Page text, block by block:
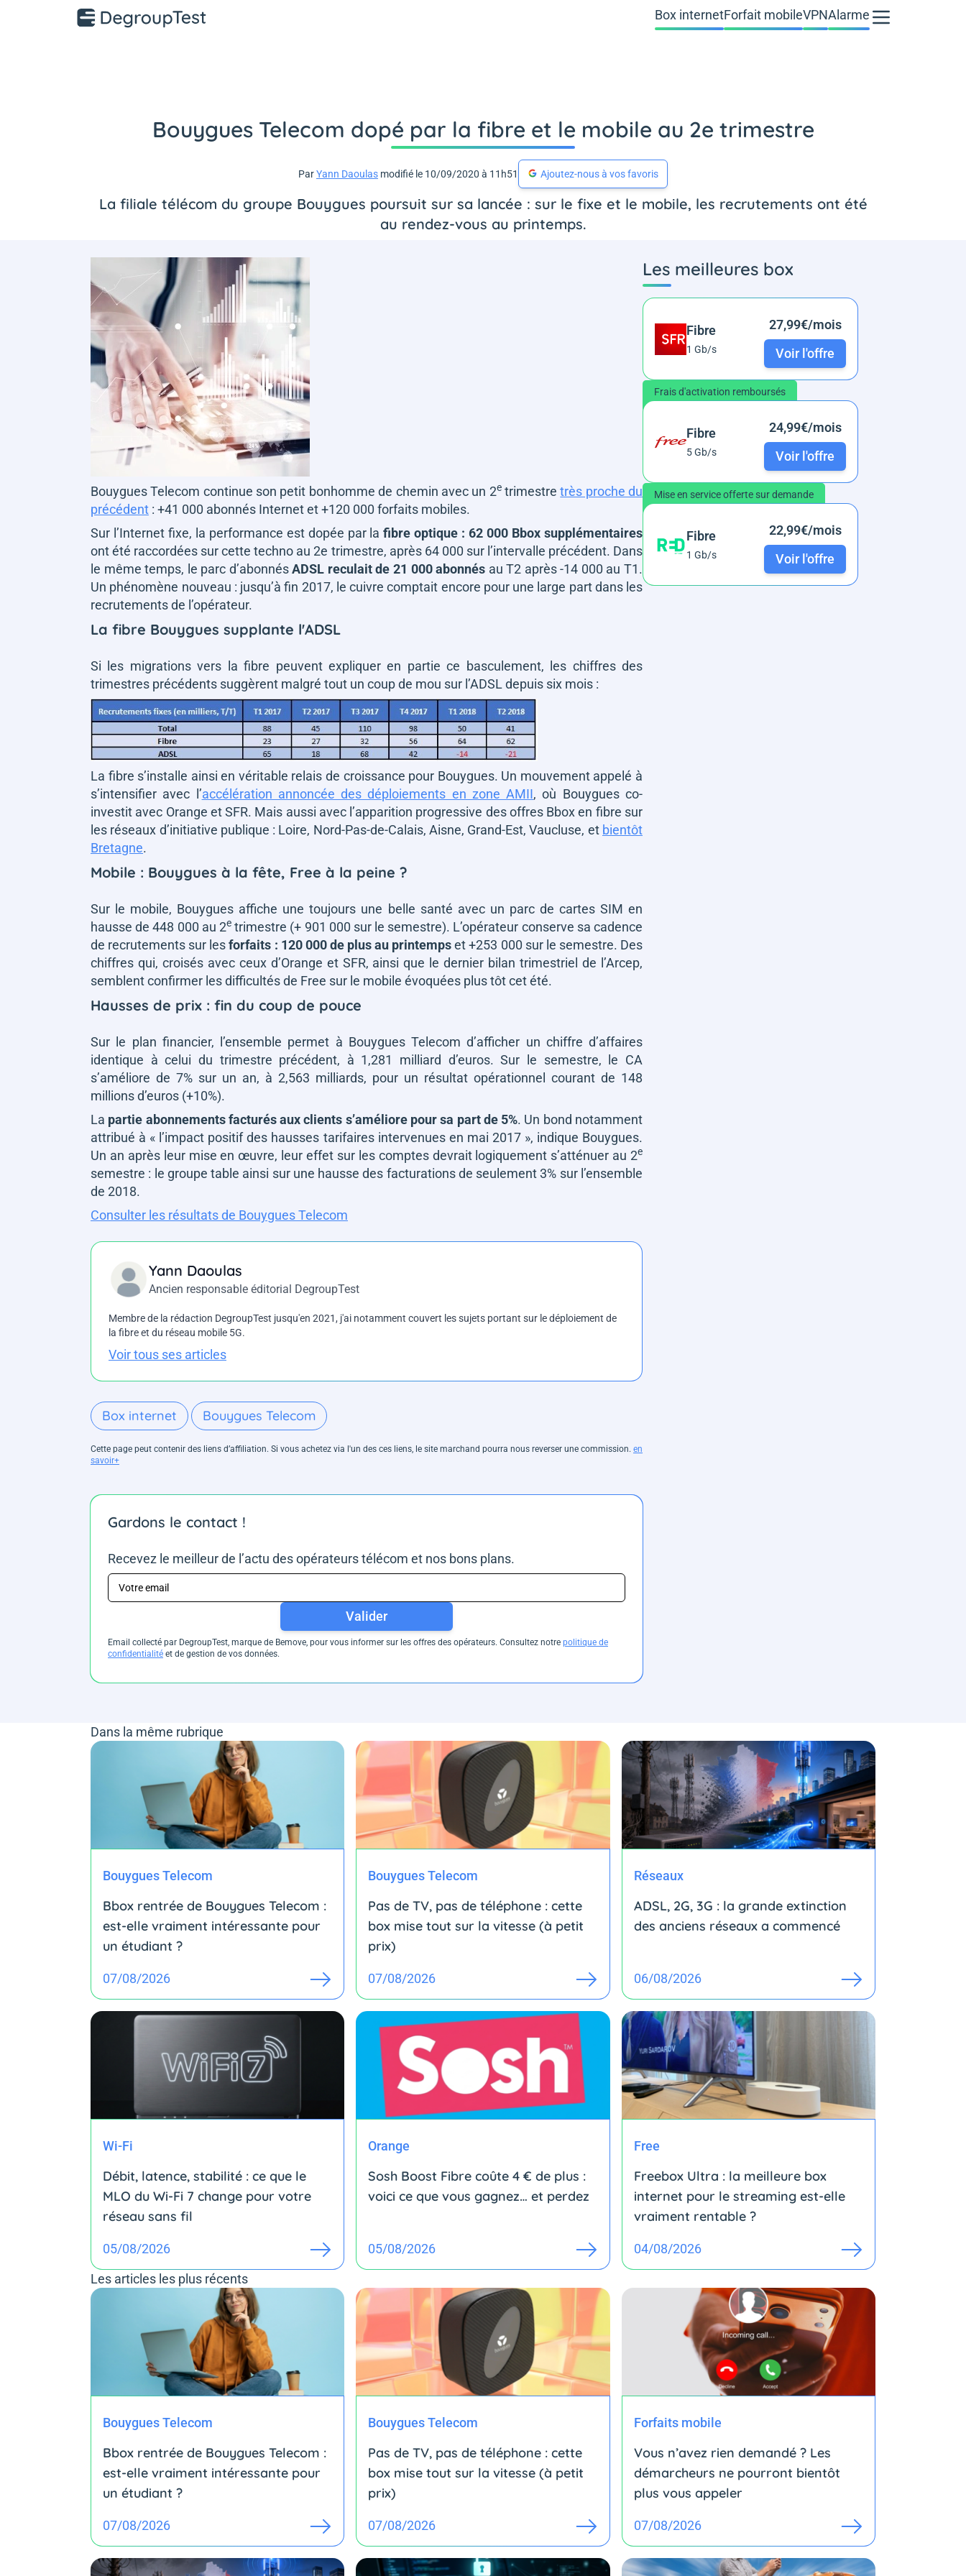
Box internetForfait mobileVPNAlarme
Bouygues Telecom dopé par la fibre et le mobile au 2e trimestre
ParYann Daoulas modifié le 10/09/2020 à 11h51 Ajoutez-nous à vos favoris
La filiale télécom du groupe Bouygues poursuit sur sa lancée : sur le fixe et le mobile, les recrutements ont été
au rendez-vous au printemps.
Bouygues Telecom continue son petit bonhomme de chemin avec un 2etrimestretrès proche du
précédent : +41 000 abonnés Internet et +120 000 forfaits mobiles.
Sur l’Internet fixe, la performance est dopée par lafibre optique : 62 000 Bbox supplémentaires
ont été raccordées sur cette techno au 2e trimestre, après 64 000 sur l’intervalle précédent. Dans
le même temps, le parc d’abonnésADSL reculait de 21 000 abonnés au T2 après -14 000 au T1.
Un phénomène nouveau : jusqu’à fin 2017, le cuivre comptait encore pour une large part dans les
recrutements de l’opérateur.
La fibre Bouygues supplante l'ADSL
Si les migrations vers la fibre peuvent expliquer en partie ce basculement, les chiffres des
trimestres précédents suggèrent malgré tout un coup de mou sur l’ADSL depuis six mois :
La fibre s’installe ainsi en véritable relais de croissance pour Bouygues. Un mouvement appelé à
s’intensifier avec l’accélération annoncée des déploiements en zone AMII, où Bouygues co-
investit avec Orange et SFR. Mais aussi avec l’apparition progressive des offres Bbox en fibre sur
les réseaux d’initiative publique : Loire, Nord-Pas-de-Calais, Aisne, Grand-Est, Vaucluse, et bientôt
Bretagne.
Mobile : Bouygues à la fête, Free à la peine ?
Sur le mobile, Bouygues affiche une toujours une belle santé avec un parc de cartes SIM en
hausse de 448 000 au 2etrimestre (+ 901 000 sur le semestre). L’opérateur conserve sa cadence
de recrutements sur lesforfaits : 120 000 de plus au printempset +253 000 sur le semestre. Des
chiffres qui, croisés avec ceux d’Orange et SFR, ainsi que le dernier bilan trimestriel de l’Arcep,
semblent confirmer les difficultés de Free sur le mobile évoquées plus tôt cet été.
Hausses de prix : fin du coup de pouce
Sur le plan financier, l’ensemble permet à Bouygues Telecom d’afficher un chiffre d’affaires
identique à celui du trimestre précédent, à 1,281 milliard d’euros. Sur le semestre, le CA
s’améliore de 7% sur un an, à 2,563 milliards, pour un résultat opérationnel courant de 148
millions d’euros (+10%).
La partie abonnements facturés aux clients s’améliore pour sa part de 5%. Un bond notamment
attribué à « l’impact positif des hausses tarifaires intervenues en mai 2017 », indique Bouygues.
Un an après leur mise en œuvre, leur effet sur les comptes devrait logiquement s’atténuer au 2e
semestre : le groupe table ainsi sur une hausse des facturations de seulement 3% sur l’ensemble
de 2018.
Consulter les résultats de Bouygues Telecom
Yann Daoulas
Ancien responsable éditorial DegroupTest
Membre de la rédaction DegroupTest jusqu'en 2021, j'ai notamment couvert les sujets portant sur le déploiement de
la fibre et du réseau mobile 5G.
Voir tous ses articles
Box internet Bouygues Telecom
Cette page peut contenir des liens d’affiliation. Si vous achetez via l'un des ces liens, le site marchand pourra nous reverser une commission. en
savoir+
Gardons le contact !
Recevez le meilleur de l’actu des opérateurs télécom et nos bons plans.
Valider
Email collecté par DegroupTest, marque de Bemove, pour vous informer sur les offres des opérateurs. Consultez notre politique de
confidentialité et de gestion de vos données.
Les meilleures box
Fibre
1 Gb/s
27,99€/mois
Voir l'offre
Frais d'activation remboursés
Fibre
5 Gb/s
24,99€/mois
Voir l'offre
Mise en service offerte sur demande
Fibre
1 Gb/s
22,99€/mois
Voir l'offre
Dans la même rubrique
Bouygues Telecom
Bbox rentrée de Bouygues Telecom :
est-elle vraiment intéressante pour
un étudiant ?
07/08/2026
Bouygues Telecom
Pas de TV, pas de téléphone : cette
box mise tout sur la vitesse (à petit
prix)
07/08/2026
Réseaux
ADSL, 2G, 3G : la grande extinction
des anciens réseaux a commencé
06/08/2026
Wi-Fi
Débit, latence, stabilité : ce que le
MLO du Wi-Fi 7 change pour votre
réseau sans fil
05/08/2026
Orange
Sosh Boost Fibre coûte 4 € de plus :
voici ce que vous gagnez… et perdez
05/08/2026
Free
Freebox Ultra : la meilleure box
internet pour le streaming est-elle
vraiment rentable ?
04/08/2026
Les articles les plus récents
Bouygues Telecom
Bbox rentrée de Bouygues Telecom :
est-elle vraiment intéressante pour
un étudiant ?
07/08/2026
Bouygues Telecom
Pas de TV, pas de téléphone : cette
box mise tout sur la vitesse (à petit
prix)
07/08/2026
Forfaits mobile
Vous n’avez rien demandé ? Les
démarcheurs ne pourront bientôt
plus vous appeler
07/08/2026